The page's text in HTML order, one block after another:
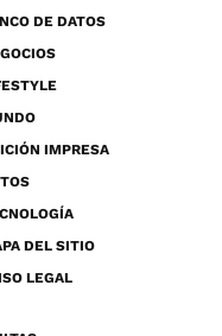
DE DATOS
IMPRESA
DEL SITIO
LEGAL